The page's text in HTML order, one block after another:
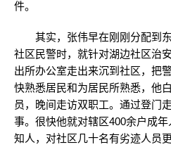
件。
其实，张伟早在刚刚分配到
社区民警时，就针对湖边社区治
出所办公室走出来沉到社区，把
快熟悉居民和为居民所熟悉，他
员，晚间走访双职工。通过登门
事。很快他就对辖区400余户成
知人，对社区几十名有劣迹人员